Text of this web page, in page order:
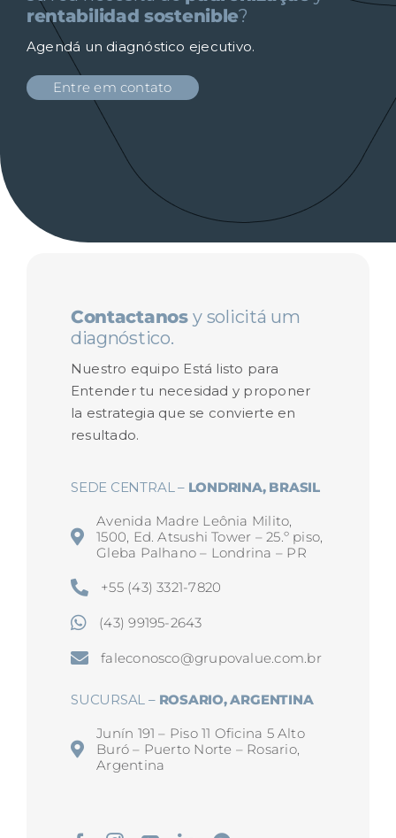
rentabilidad sostenible?
Agendá un diagnóstico ejecutivo.
Entre em contato
Contactanosy solicitá um
diagnóstico.
Nuestro equipo Está listo para
Entender tu necesidad y proponer
la estrategia que se convierte en
resultado.
SEDE CENTRAL – LONDRINA, BRASIL
Avenida Madre Leônia Milito,
1500, Ed. Atsushi Tower – 25.º piso,
Gleba Palhano – Londrina – PR
+55 (43) 3321-7820
(43) 99195-2643
faleconosco@grupovalue.com.br
SUCURSAL – ROSARIO, ARGENTINA
Junín 191 – Piso 11 Oficina 5 Alto
Buró – Puerto Norte – Rosario,
Argentina